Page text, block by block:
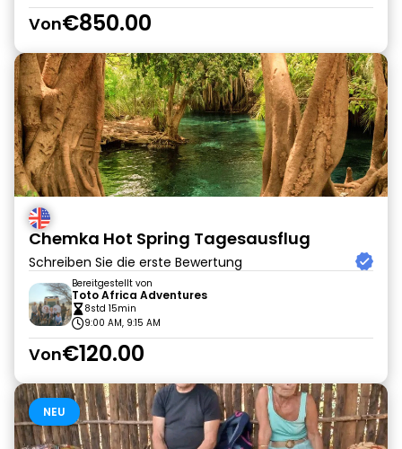
Von€850.00
Chemka Hot Spring Tagesausflug
Schreiben Sie die erste Bewertung
Bereitgestellt von
Toto Africa Adventures
8std 15min
9:00 AM, 9:15 AM
Von€120.00
NEU